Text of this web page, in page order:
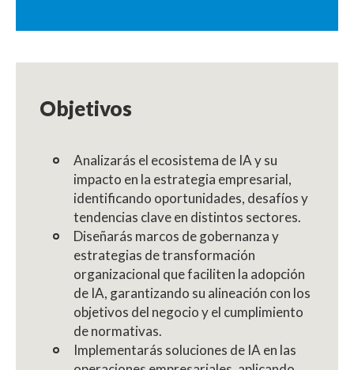
Objetivos
Analizarás el ecosistema de IA y su
impacto en la estrategia empresarial,
identificando oportunidades, desafíos y
tendencias clave en distintos sectores.
Diseñarás marcos de gobernanza y
estrategias de transformación
organizacional que faciliten la adopción
de IA, garantizando su alineación con los
objetivos del negocio y el cumplimiento
de normativas.
Implementarás soluciones de IA en las